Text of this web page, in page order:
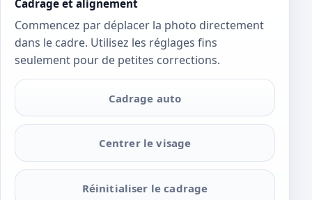
Cadrage et alignement
Commencez par déplacer la photo directement
dans le cadre. Utilisez les réglages fins
seulement pour de petites corrections.
Cadrage auto
Centrer le visage
Réinitialiser le cadrage